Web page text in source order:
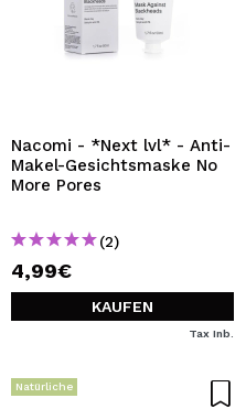
Nacomi - *Next lvl* - Anti-
Makel-Gesichtsmaske No
More Pores
(2)
4,99€
KAUFEN
Tax Inb.
Natürliche